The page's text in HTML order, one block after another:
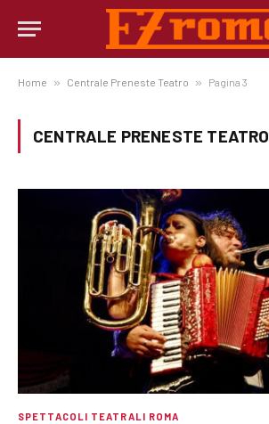
Home » Centrale Preneste Teatro » Pagina 3
CENTRALE PRENESTE TEATRO
SPETTACOLI TEATRALI ROMA